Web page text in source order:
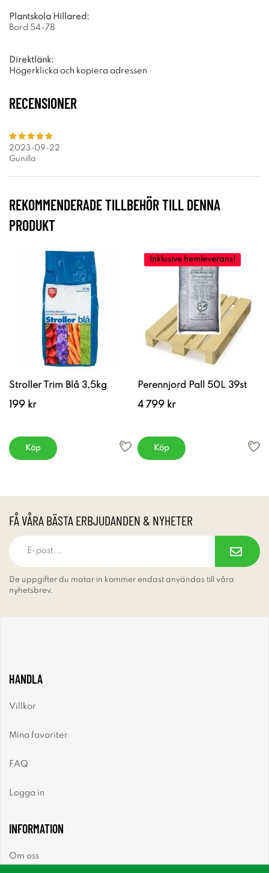
Plantskola Hillared:
Bord 54-78
Direktlänk:
Högerklicka och kopiera adressen
RECENSIONER
2023-09-22
Gunilla
REKOMMENDERADE TILLBEHÖR TILL DENNA
PRODUKT
Stroller Trim Blå 3,5kg
199 kr
Köp
Inklusive hemleverans!
Perennjord Pall 50L 39st
4 799 kr
Köp
FÅ VÅRA BÄSTA ERBJUDANDEN & NYHETER
De uppgifter du matar in kommer endast användas till våra
nyhetsbrev.
HANDLA
Villkor
Mina favoriter
FAQ
Logga in
INFORMATION
Om oss